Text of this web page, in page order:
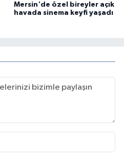
Mersin'de özel bireyler açık
havada sinema keyfi yaşadı